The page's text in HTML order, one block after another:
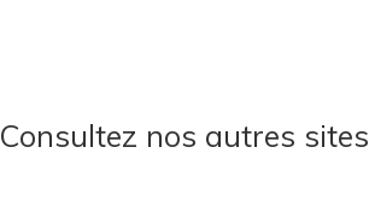
Consultez nos autres sites